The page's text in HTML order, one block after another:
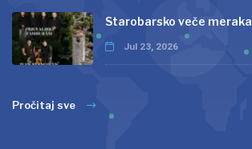
Starobarsko veče meraka
Jul 23, 2026
Pročitaj sve